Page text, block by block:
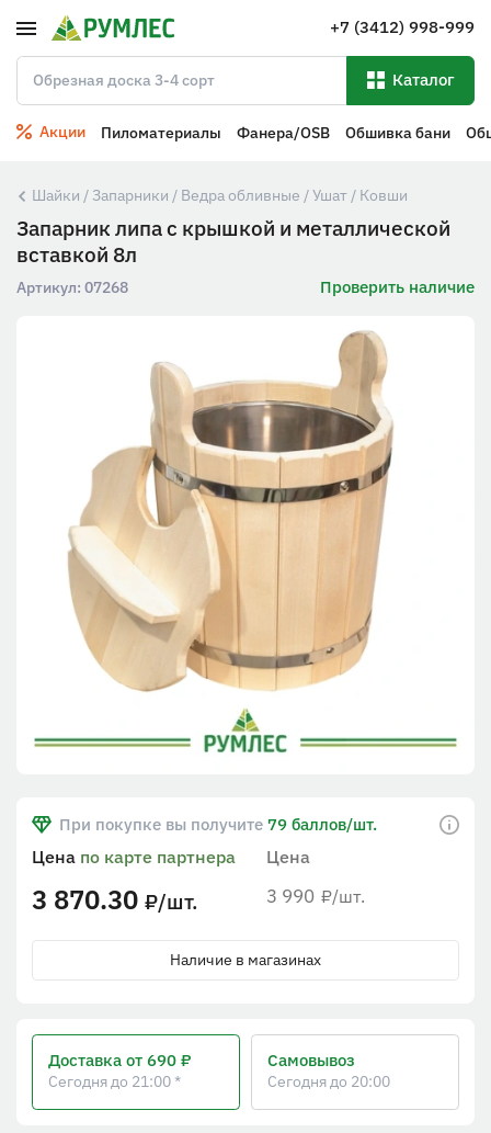
+7 (3412) 998-999
Каталог
Акции Пиломатериалы Фанера/OSB Обшивка бани
Шайки / Запарники / Ведра обливные / Ушат / Ковши
Запарник липа с крышкой и металлической
вставкой 8л
Артикул: 07268 Проверить наличие
При покупке вы получите 79 баллов/шт.
Цена
3 990 ₽/шт.
Цена по карте партнера
3 870.30 ₽/шт.
Наличие в магазинах
Доставка от 690 ₽
Сегодня до 21:00 *
Самовывоз
Сегодня до 20:00